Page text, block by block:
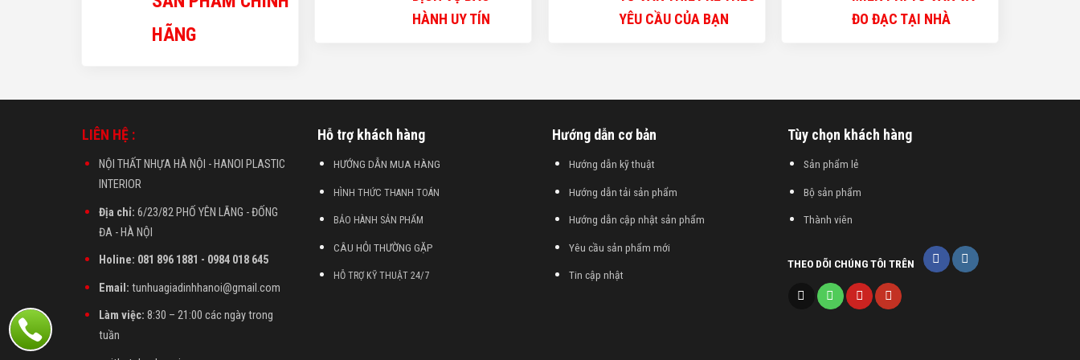
HÃNG
HÀNH UY TÍN
YÊU CẦU CỦA BẠN
ĐO ĐẠC TẠI NHÀ
LIÊN HỆ :
NỘI THẤT NHỰA HÀ NỘI - HANOI PLASTIC
INTERIOR
Địa chỉ: 6/23/82 PHỐ YÊN LÃNG - ĐỐNG
ĐA - HÀ NỘI
Holine: 081 896 1881 - 0984 018 645
Email: tunhuagiadinhhanoi@gmail.com
Làm việc: 8:30 – 21:00 các ngày trong
tuần
Hỗ trợ khách hàng
HƯỚNG DẪN MUA HÀNG
HÌNH THỨC THANH TOÁN
BẢO HÀNH SẢN PHẨM
CÂU HỎI THƯỜNG GẶP
HỖ TRỢ KỸ THUẬT 24/7
Hướng dẫn cơ bản
Hướng dẫn kỹ thuật
Hướng dẫn tải sản phẩm
Hướng dẫn cập nhật sản phẩm
Yêu cầu sản phẩm mới
Tin cập nhật
Tùy chọn khách hàng
Sản phẩm lẻ
Bộ sản phẩm
Thành viên
THEO DÕI CHÚNG TÔI TRÊN